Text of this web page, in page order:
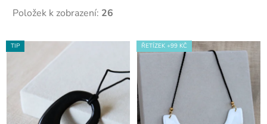
Položek k zobrazení: 26
V
ý
TIP ŘETÍZEK +99 KČ